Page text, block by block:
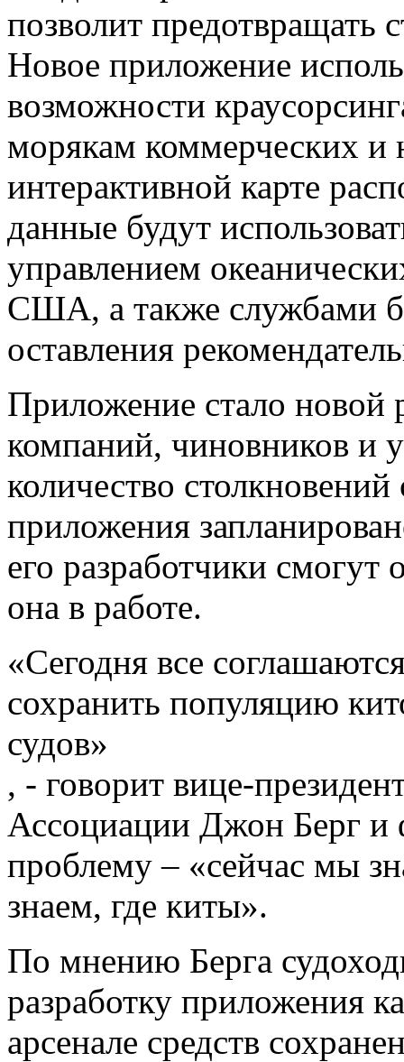
позволит предотвращать
Новое приложение
возможности
морякам коммерческих и
интерактивной карте
данные будут
управлением
США, а также службами
оставления
Приложение стало новой
компаний, чиновников и
количество
приложения
его разработчики смогут
она в работе.
«Сегодня все
сохранить популяцию
судов»
, - говорит вице-
Ассоциации Джон Берг и
проблему – «сейчас мы
знаем, где киты».
По мнению Берга
разработку приложения
арсенале средств